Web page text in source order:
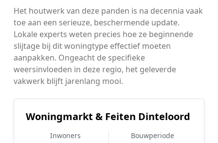
Het houtwerk van deze panden is na decennia vaak
toe aan een serieuze, beschermende update.
Lokale experts weten precies hoe ze beginnende
slijtage bij dit woningtype effectief moeten
aanpakken. Ongeacht de specifieke
weersinvloeden in deze regio, het geleverde
vakwerk blijft jarenlang mooi.
Woningmarkt & Feiten Dinteloord
Inwoners Bouwperiode